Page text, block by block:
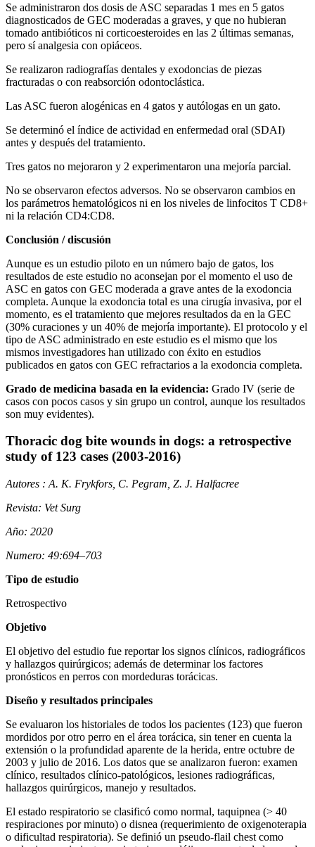
Se administraron dos dosis de ASC separadas 1 mes en 5 gatos
diagnosticados de GEC moderadas a graves, y que no hubieran
tomado antibióticos ni corticoesteroides en las 2 últimas semanas,
pero sí analgesia con opiáceos.
Se realizaron radiografías dentales y exodoncias de piezas
fracturadas o con reabsorción odontoclástica.
Las ASC fueron alogénicas en 4 gatos y autólogas en un gato.
Se determinó el índice de actividad en enfermedad oral (SDAI)
antes y después del tratamiento.
Tres gatos no mejoraron y 2 experimentaron una mejoría parcial.
No se observaron efectos adversos. No se observaron cambios en
los parámetros hematológicos ni en los niveles de linfocitos T CD8+
ni la relación CD4:CD8.
Conclusión / discusión
Aunque es un estudio piloto en un número bajo de gatos, los
resultados de este estudio no aconsejan por el momento el uso de
ASC en gatos con GEC moderada a grave antes de la exodoncia
completa. Aunque la exodoncia total es una cirugía invasiva, por el
momento, es el tratamiento que mejores resultados da en la GEC
(30% curaciones y un 40% de mejoría importante). El protocolo y el
tipo de ASC administrado en este estudio es el mismo que los
mismos investigadores han utilizado con éxito en estudios
publicados en gatos con GEC refractarios a la exodoncia completa.
Grado de medicina basada en la evidencia: Grado IV (serie de
casos con pocos casos y sin grupo un control, aunque los resultados
son muy evidentes).
Thoracic dog bite wounds in dogs: a retrospective
study of 123 cases (2003-2016)
Autores : A. K. Frykfors, C. Pegram, Z. J. Halfacree
Revista: Vet Surg
Año: 2020
Numero: 49:694–703
Tipo de estudio
Retrospectivo
Objetivo
El objetivo del estudio fue reportar los signos clínicos, radiográficos
y hallazgos quirúrgicos; además de determinar los factores
pronósticos en perros con mordeduras torácicas.
Diseño y resultados principales
Se evaluaron los historiales de todos los pacientes (123) que fueron
mordidos por otro perro en el área torácica, sin tener en cuenta la
extensión o la profundidad aparente de la herida, entre octubre de
2003 y julio de 2016. Los datos que se analizaron fueron: examen
clínico, resultados clínico-patológicos, lesiones radiográficas,
hallazgos quirúrgicos, manejo y resultados.
El estado respiratorio se clasificó como normal, taquipnea (> 40
respiraciones por minuto) o disnea (requerimiento de oxigenoterapia
o dificultad respiratoria). Se definió un pseudo-flail chest como